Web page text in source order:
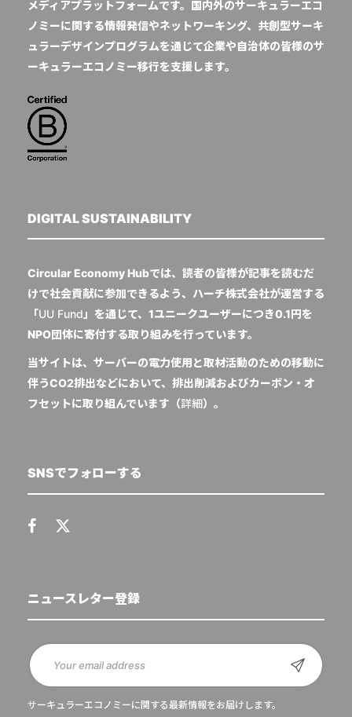
メディアプラットフォームです。国内外のサーキュラーエコ
ノミーに関する情報発信やネットワーキング、共創型サーキ
ュラーデザインプログラムを通じて企業や自治体の皆様のサ
ーキュラーエコノミー移行を支援します。
DIGITAL SUSTAINABILITY
Circular Economy Hubでは、読者の皆様が記事を読むだ
けで社会貢献に参加できるよう、ハーチ株式会社が運営する
「UU Fund 」を通じて、1ユニークユーザーにつき0.1円を
NPO団体に寄付する取り組みを行っています。
当サイトは、サーバーの電力使用と取材活動のための移動に
伴うCO2排出などにおいて、排出削減およびカーボン・オ
フセットに取り組んでいます（詳細）。
SNSでフォローする
ニュースレター登録
サーキュラーエコノミーに関する最新情報をお届けします。